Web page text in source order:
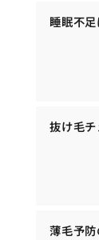
睡眠不
抜け毛
薄毛予